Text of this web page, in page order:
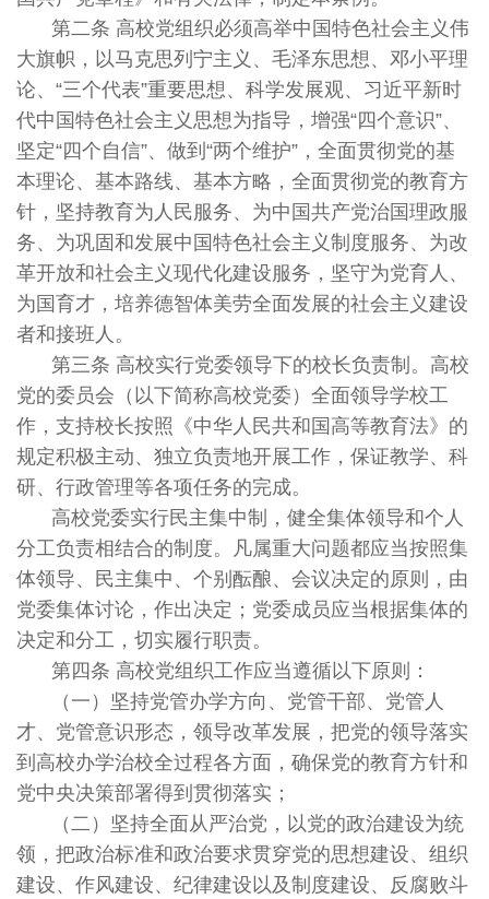
第二条 高校党组织必须高举中国特色社会主义伟
大旗帜，以马克思列宁主义、毛泽东思想、邓小平理
论、“三个代表”重要思想、科学发展观、习近平新时
代中国特色社会主义思想为指导，增强“四个意识”、
坚定“四个自信”、做到“两个维护”，全面贯彻党的基
本理论、基本路线、基本方略，全面贯彻党的教育方
针，坚持教育为人民服务、为中国共产党治国理政服
务、为巩固和发展中国特色社会主义制度服务、为改
革开放和社会主义现代化建设服务，坚守为党育人、
为国育才，培养德智体美劳全面发展的社会主义建设
者和接班人。
第三条 高校实行党委领导下的校长负责制。高校
党的委员会（以下简称高校党委）全面领导学校工
作，支持校长按照《中华人民共和国高等教育法》的
规定积极主动、独立负责地开展工作，保证教学、科
研、行政管理等各项任务的完成。
高校党委实行民主集中制，健全集体领导和个人
分工负责相结合的制度。凡属重大问题都应当按照集
体领导、民主集中、个别酝酿、会议决定的原则，由
党委集体讨论，作出决定；党委成员应当根据集体的
决定和分工，切实履行职责。
第四条 高校党组织工作应当遵循以下原则：
（一）坚持党管办学方向、党管干部、党管人
才、党管意识形态，领导改革发展，把党的领导落实
到高校办学治校全过程各方面，确保党的教育方针和
党中央决策部署得到贯彻落实；
（二）坚持全面从严治党，以党的政治建设为统
领，把政治标准和政治要求贯穿党的思想建设、组织
建设、作风建设、纪律建设以及制度建设、反腐败斗